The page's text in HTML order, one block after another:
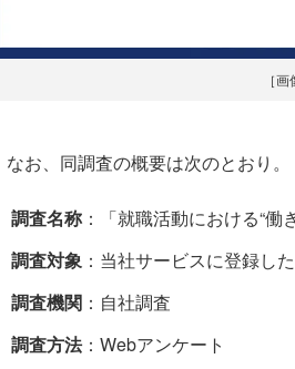
［
なお、同調査の概要は次のとおり。
調査名称 ：「就職活動における“
調査対象 ：当社サービスに登録し
調査機関 ：自社調査
調査方法：Webアンケート